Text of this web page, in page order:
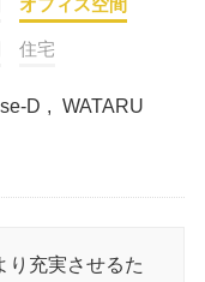
オフィス空間
住宅
D , WATARU
り充実させるた